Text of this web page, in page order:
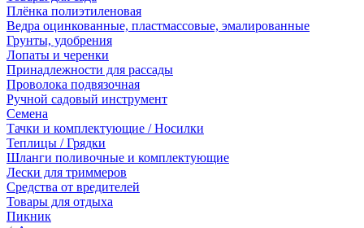
Плёнка полиэтиленовая
Ведра оцинкованные, пластмассовые, эмалированные
Грунты, удобрения
Лопаты и черенки
Принадлежности для рассады
Проволока подвязочная
Ручной садовый инструмент
Семена
Тачки и комплектующие / Носилки
Теплицы / Грядки
Шланги поливочные и комплектующие
Лески для триммеров
Средства от вредителей
Товары для отдыха
Пикник